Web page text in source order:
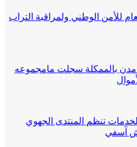
للأمن الوطني ولمراقبة التراب
مدن بالممكلة سجلت مامجموعه
تنظم المنتدى الجهوي
آسفي